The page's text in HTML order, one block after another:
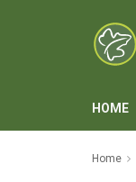
HOME
Home